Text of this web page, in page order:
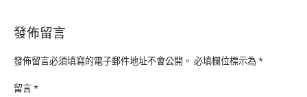
發佈留言
發佈留言必須填寫的電子郵件地址不會公開。 必填欄位標示為*
留言*